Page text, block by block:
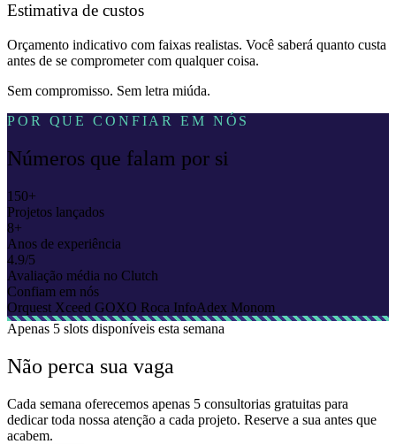
Estimativa de custos
Orçamento indicativo com faixas realistas. Você saberá quanto custa
antes de se comprometer com qualquer coisa.
Sem compromisso. Sem letra miúda.
POR QUE CONFIAR EM NÓS
Números que falam por si
150+
Projetos lançados
8+
Anos de experiência
4.9/5
Avaliação média no Clutch
Confiam em nós
Orquest Xceed GOXO Roca InfoAdex Monom
Apenas 5 slots disponíveis esta semana
Não perca sua vaga
Cada semana oferecemos apenas 5 consultorias gratuitas para
dedicar toda nossa atenção a cada projeto. Reserve a sua antes que
acabem.